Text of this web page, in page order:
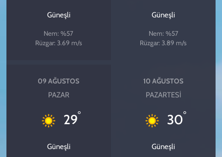
Güneşli
Nem: %57
Rüzgar: 3.69 m/s
Güneşli
Nem: %57
Rüzgar: 3.89 m/s
09 AĞUSTOS
PAZAR
29°
Güneşli
10 AĞUSTOS
PAZARTESI
30°
Güneşli